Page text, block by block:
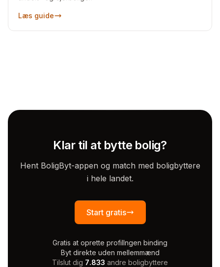
Læs guide
Klar til at bytte bolig?
Hent BoligByt-appen og match med boligbyttere
i hele landet.
Start gratis
Gratis at oprette profilIngen binding
Byt direkte uden mellemmænd
Tilslut dig 7.833 andre boligbyttere